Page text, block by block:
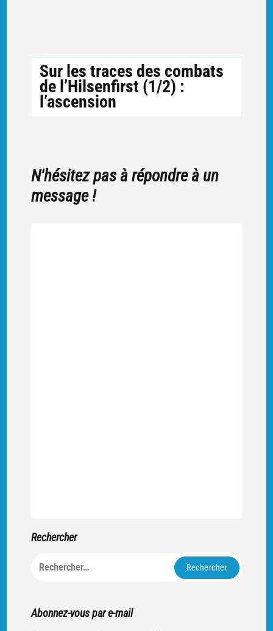
Sur les traces des combats
de l’Hilsenfirst (1/2) :
l’ascension
N'hésitez pas à répondre à un
message !
Rechercher
Rechercher :
Abonnez-vous par e-mail